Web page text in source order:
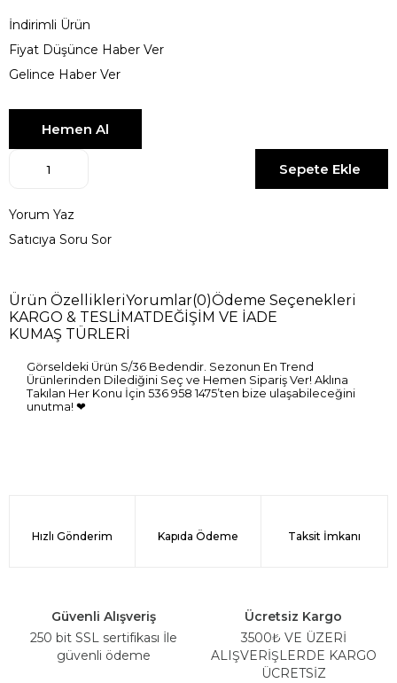
İndirimli Ürün
Fiyat Düşünce Haber Ver
Gelince Haber Ver
Yorum Yaz
Satıcıya Soru Sor
Ürün ÖzellikleriYorumlar(0)Ödeme Seçenekleri
KARGO & TESLİMATDEĞİŞİM VE İADE
KUMAŞ TÜRLERİ
Görseldeki Ürün S/36 Bedendir. Sezonun En Trend
Ürünlerinden Dilediğini Seç ve Hemen Sipariş Ver! Aklına
Takılan Her Konu İçin 536 958 1475’ten bize ulaşabileceğini
unutma! ❤
Hızlı Gönderim Kapıda Ödeme Taksit İmkanı
Güvenli Alışveriş
250 bit SSL sertifikası İle
güvenli ödeme
Ücretsiz Kargo
3500₺ VE ÜZERİ
ALIŞVERİŞLERDE KARGO
ÜCRETSİZ